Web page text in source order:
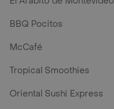
BBQ Pocitos
McCafé
Tropical Smoothies
Oriental Sushi Express